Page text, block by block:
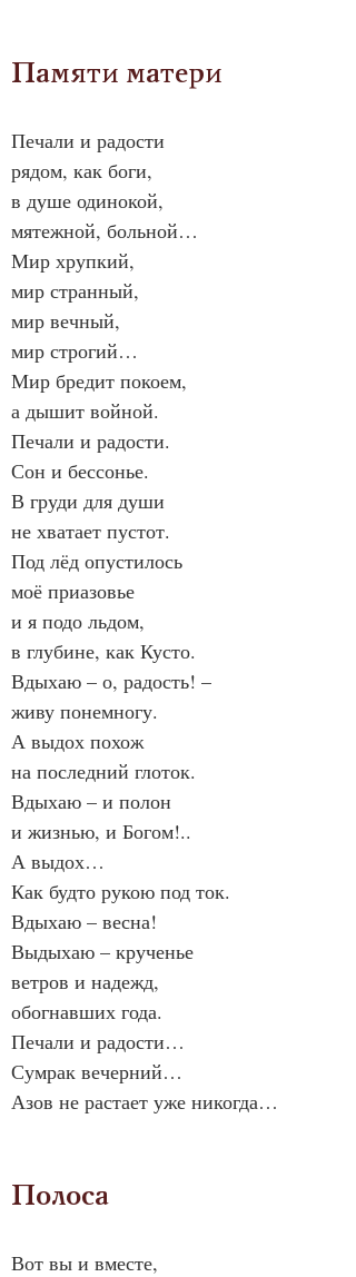
Памяти матери
Печали и радости
рядом, как боги,
в душе одинокой,
мятежной, больной…
Мир хрупкий,
мир странный,
мир вечный,
мир строгий…
Мир бредит покоем,
а дышит войной.
Печали и радости.
Сон и бессонье.
В груди для души
не хватает пустот.
Под лёд опустилось
моё приазовье
и я подо льдом,
в глубине, как Кусто.
Вдыхаю – о, радость! –
живу понемногу.
А выдох похож
на последний глоток.
Вдыхаю – и полон
и жизнью, и Богом!..
А выдох…
Как будто рукою под ток.
Вдыхаю – весна!
Выдыхаю – крученье
ветров и надежд,
обогнавших года.
Печали и радости…
Сумрак вечерний…
Азов не растает уже никогда…
Полоса
Вот вы и вместе,